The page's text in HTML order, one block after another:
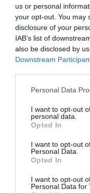
us or personal
your opt-out. You may
disclosure of your
IAB’s list of
also be disclosed by
Downstream
Personal Data
I want to opt-out
personal data.
Opted In
I want to opt-out
Personal Data.
Opted In
I want to opt-out
Personal Data for